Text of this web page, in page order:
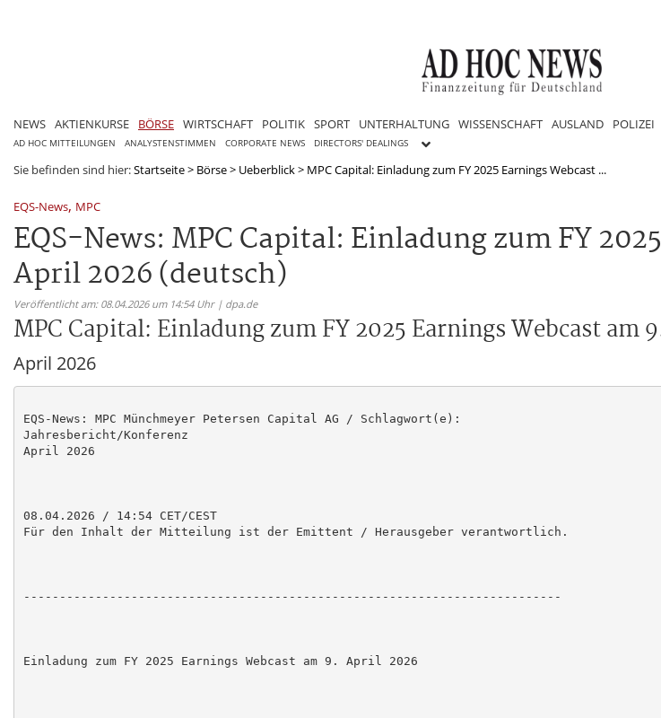
NEWS AKTIENKURSE BÖRSE WIRTSCHAFT POLITIK SPORT UNTERHALTUNG WISSENSCHAFT AUSLAND POLIZEI
AD HOC MITTEILUNGEN ANALYSTENSTIMMEN CORPORATE NEWS DIRECTORS' DEALINGS
Sie befinden sind hier:Startseite> Börse> Ueberblick> MPC Capital: Einladung zum FY 2025 Earnings Webcast ...
EQS-News, MPC
EQS-News: MPC Capital: Einladung zum FY
April 2026 (deutsch)
Veröffentlicht am: 08.04.2026 um 14:54 Uhr | dpa.de
MPC Capital: Einladung zum FY 2025 Earnings Webcast am
April 2026
EQS-News: MPC Münchmeyer Petersen Capital AG / Schlagwort(e):
Jahresbericht/Konferenz
April 2026
08.04.2026 / 14:54 CET/CEST
Für den Inhalt der Mitteilung ist der Emittent / Herausgeber verantwortlich.
---------------------------------------------------------------------------
Einladung zum FY 2025 Earnings Webcast am 9. April 2026